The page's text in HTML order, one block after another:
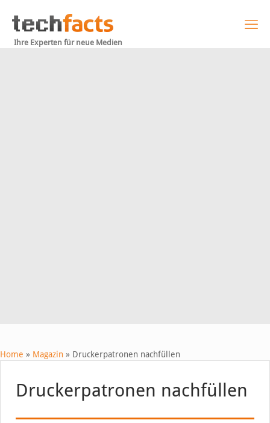
Ihre Experten für neue Medien
Home » Magazin » Druckerpatronen nachfüllen
Druckerpatronen nachfüllen